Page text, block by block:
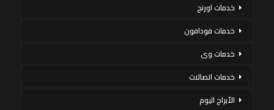
خدمات اورنج
خدمات فودافون
خدمات وى
خدمات اتصالات
الأبراج اليوم